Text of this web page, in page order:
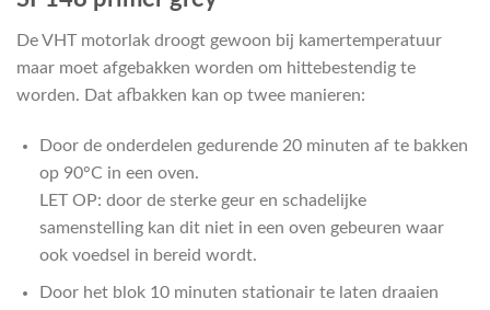
De VHT motorlak droogt gewoon bij kamertemperatuur
maar moet afgebakken worden om hittebestendig te
worden. Dat afbakken kan op twee manieren:
Door de onderdelen gedurende 20 minuten af te bakken
op 90°C in een oven.
LET OP: door de sterke geur en schadelijke
samenstelling kan dit niet in een oven gebeuren waar
ook voedsel in bereid wordt.
Door het blok 10 minuten stationair te laten draaien